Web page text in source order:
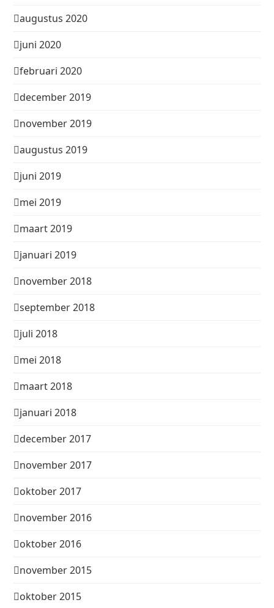
augustus 2020
juni 2020
februari 2020
december 2019
november 2019
augustus 2019
juni 2019
mei 2019
maart 2019
januari 2019
november 2018
september 2018
juli 2018
mei 2018
maart 2018
januari 2018
december 2017
november 2017
oktober 2017
november 2016
oktober 2016
november 2015
oktober 2015